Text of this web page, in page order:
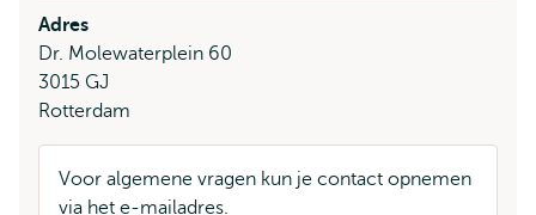
Adres
Dr. Molewaterplein 60
3015 GJ
Rotterdam
Voor algemene vragen kun je contact opnemen
via het e-mailadres.